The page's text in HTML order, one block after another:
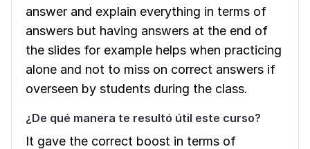
answer and explain everything in terms of
answers but having answers at the end of
the slides for example helps when practicing
alone and not to miss on correct answers if
overseen by students during the class.
¿De qué manera te resultó útil este curso?
It gave the correct boost in terms of